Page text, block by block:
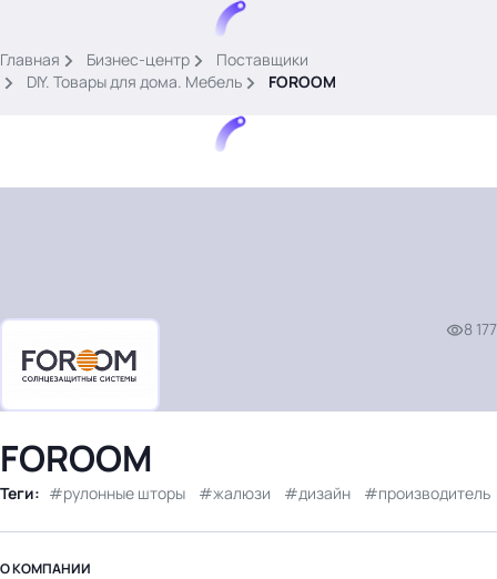
картина дня
темы
новости
видео
события
Главная Бизнес-центр
Поставщики
DIY. Товары для дома. Мебель
FOROOM
8 177
FOROOM
Теги: рулонные шторы жалюзи дизайн производитель
О КОМПАНИИ